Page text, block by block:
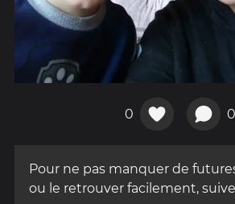
0 0
Pour ne pas manquer de
ou le retrouver facilement,